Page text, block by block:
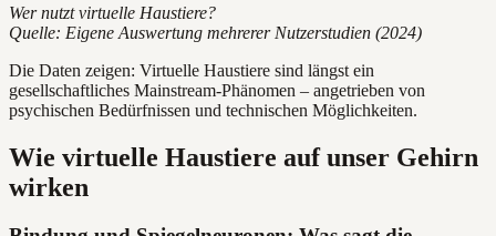
Wer nutzt virtuelle Haustiere?
Quelle: Eigene Auswertung mehrerer Nutzerstudien (2024)
Die Daten zeigen: Virtuelle Haustiere sind längst ein
gesellschaftliches Mainstream-Phänomen – angetrieben von
psychischen Bedürfnissen und technischen Möglichkeiten.
Wie virtuelle Haustiere auf unser Gehirn
wirken